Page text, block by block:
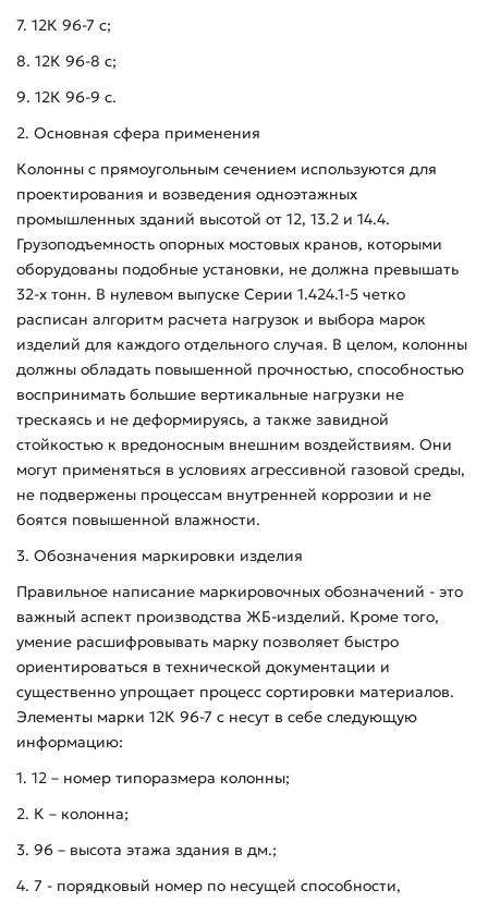
7. 12К 96-7 с;
8. 12К 96-8 с;
9. 12К 96-9 с.
2. Основная сфера применения
Колонны с прямоугольным сечением используются для
проектирования и возведения одноэтажных
промышленных зданий высотой от 12, 13.2 и 14.4.
Грузоподъемность опорных мостовых кранов, которыми
оборудованы подобные установки, не должна превышать
32-х тонн. В нулевом выпуске Серии 1.424.1-5 четко
расписан алгоритм расчета нагрузок и выбора марок
изделий для каждого отдельного случая. В целом, колонны
должны обладать повышенной прочностью, способностью
воспринимать большие вертикальные нагрузки не
трескаясь и не деформируясь, а также завидной
стойкостью к вредоносным внешним воздействиям. Они
могут применяться в условиях агрессивной газовой среды,
не подвержены процессам внутренней коррозии и не
боятся повышенной влажности.
3. Обозначения маркировки изделия
Правильное написание маркировочных обозначений - это
важный аспект производства ЖБ-изделий. Кроме того,
умение расшифровывать марку позволяет быстро
ориентироваться в технической документации и
существенно упрощает процесс сортировки материалов.
Элементы марки 12К 96-7 с несут в себе следующую
информацию:
1. 12 – номер типоразмера колонны;
2. К – колонна;
3. 96 – высота этажа здания в дм.;
4. 7 - порядковый номер по несущей способности,